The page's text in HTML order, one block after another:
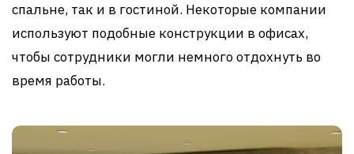
спальне, так и в гостиной. Некоторые компании
используют подобные конструкции в офисах,
чтобы сотрудники могли немного отдохнуть во
время работы.